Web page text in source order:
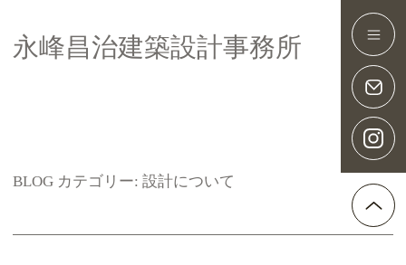
Main Navigation
永峰昌治建築設計事務所
BLOG カテゴリー:設計について